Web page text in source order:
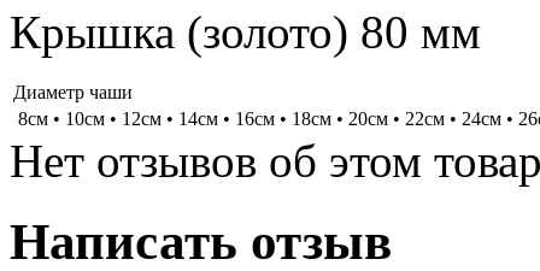
Крышка (золото) 80 мм
Диаметр чаши
8см • 10см • 12см • 14см • 16см • 18см • 20см • 22см • 24см •
Нет отзывов об этом
Написать отзыв